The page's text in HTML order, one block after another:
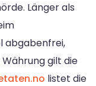
Länger als
abgabenfrei,
gilt die
listet die